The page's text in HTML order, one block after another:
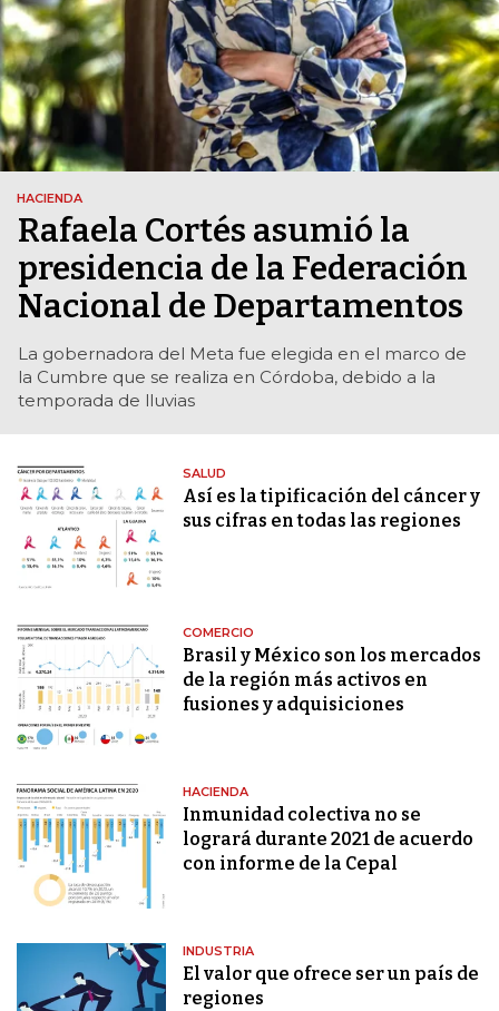
HACIENDA
Rafaela Cortés asumió la
presidencia de la Federación
Nacional de Departamentos
La gobernadora del Meta fue elegida en el marco de
la Cumbre que se realiza en Córdoba, debido a la
temporada de lluvias
SALUD
Así es la tipificación del cáncer y
sus cifras en todas las regiones
COMERCIO
Brasil y México son los mercados
de la región más activos en
fusiones y adquisiciones
HACIENDA
Inmunidad colectiva no se
logrará durante 2021 de acuerdo
con informe de la Cepal
INDUSTRIA
El valor que ofrece ser un país de
regiones